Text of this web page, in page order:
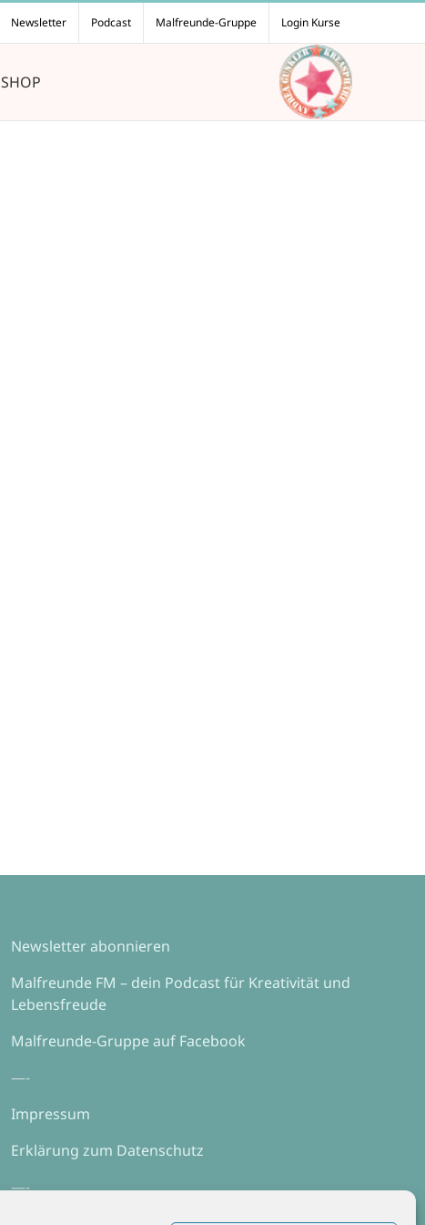
Newsletter Podcast Malfreunde-Gruppe Login Kurse
SHOP
Newsletter abonnieren
Malfreunde FM – dein Podcast für Kreativität und
Lebensfreude
Malfreunde-Gruppe auf Facebook
—-
Impressum
Erklärung zum Datenschutz
—-